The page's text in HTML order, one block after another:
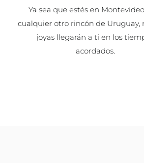
Ya sea que estés en
cualquier otro rincón de Uruguay,
joyas llegarán a ti en los
acordados.